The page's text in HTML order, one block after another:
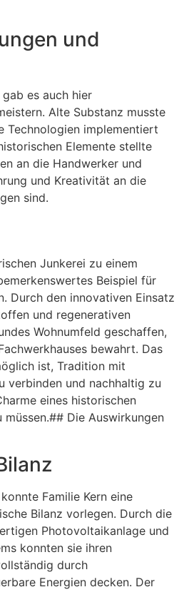
und
es auch hier
Alte Substanz musste
Technologien implementiert
Elemente stellte
an die Handwerker und
und Kreativität an die
sind.
Junkerei zu einem
Beispiel für
Durch den innovativen Einsatz
und regenerativen
Wohnumfeld geschaffen,
bewahrt. Das
ist, Tradition mit
verbinden und nachhaltig zu
eines historischen
Die Auswirkungen
Familie Kern eine
Bilanz vorlegen. Durch die
Photovoltaikanlage und
konnten sie ihren
durch
Energien decken. Der